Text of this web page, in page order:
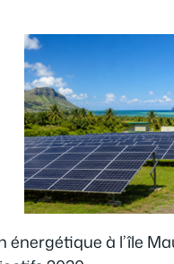
énergétique à l’île